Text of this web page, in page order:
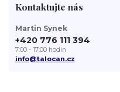
Kontaktujte nás
Martin Synek
+420 776 111 394
7:00 - 17:00 hodin
info@talocan.cz